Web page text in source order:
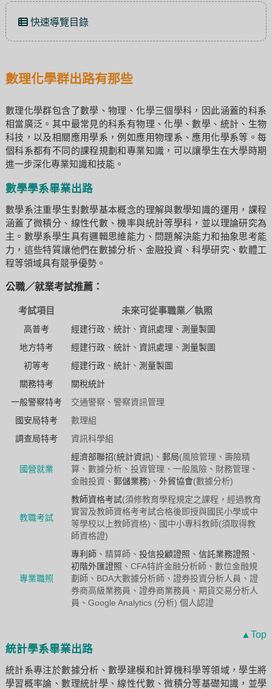
快速導覽目錄
數理化學群出路有那些
數理化學群包含了數學、物理、化學三個學科，因此涵蓋的科系
相當廣泛。其中最常見的科系有物理、化學、數學、統計、生物
科技，以及相關應用學系，例如應用物理系、應用化學系等。每
個科系都有不同的課程規劃和專業知識，可以讓學生在大學時期
進一步深化專業知識和技能。
數學學系畢業出路
數學系注重學生對數學基本概念的理解與數學知識的運用，課程
涵蓋了微積分、線性代數、機率與統計等學科，並以理論研究為
主。數學系學生具有邏輯思維能力、問題解決能力和抽象思考能
力，這些特質讓他們在數據分析、金融投資、科學研究、軟體工
程等領域具有競爭優勢。
公職／就業考試推薦：
考試項目 未來可從事職業／執照
高普考 經建行政、 統計、 資訊處理 、 測量製圖
地方特考
經建行政、 統計、 資訊處理 、 測量製圖
初等考
經建行政、 統計、 測量製圖
關務特考
關稅統計
一般警察特考
交通警察、警察資訊管理
國安局特考
數理組
調查局特考
資訊科學組
國營就業
經濟部聯招(統計資訊)、 郵局(風險管理、壽險精
算、數據分析、投資管理、一般風險、財務管理、
金融投資、 郵儲業務)、 外貿協會(數據分析)
教職考試
教師資格考試(須修教育學程規定之課程，經過教育
實習及教師資格考考試合格後即授與國民小學或中
等學校以上教師資格)、國中小專科教師(須取得教
師資格證)
專業職照
專利師 、精算師、 投信投顧證照 、 信託業務證照 、
初階外匯證照 、CFA特許金融分析師、數位金融規
劃師、BDA大數據分析師、證券投資分析人員、證
券商高級業務員、證券商業務員、期貨交易分析人
員、Google Analytics (分析) 個人認證
▲Top
統計學系畢業出路
統計系專注於數據分析、數學建模和計算機科學等領域，學生將
學習概率論、數理統計學、線性代數、微積分等基礎知識，並學